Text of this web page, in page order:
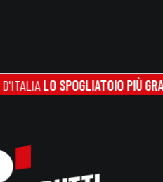
LO SPOGLIATOIO PIÙ GRANDE